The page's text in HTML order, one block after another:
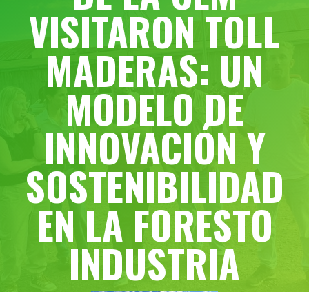
VISITARON TOLL
MADERAS: UN
MODELO DE
INNOVACIÓN Y
SOSTENIBILIDAD
EN LA FORESTO
INDUSTRIA